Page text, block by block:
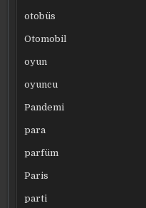
otobüs
Otomobil
oyun
oyuncu
Pandemi
para
parfüm
Paris
parti